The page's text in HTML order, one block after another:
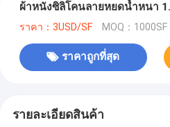
ผ้าหนังซิลิโคนลายหยดน้ำหนา
ราคา：3USD/SF MOQ：1000SF
ราคาถูกที่สุด
รายละเอียดสินค้า